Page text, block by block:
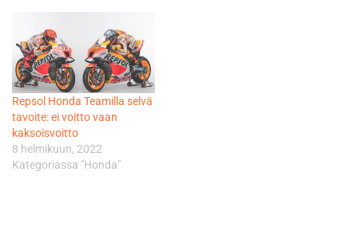
Repsol Honda Teamilla selvä
tavoite: ei voitto vaan
kaksoisvoitto
8 helmikuun, 2022
Kategoriassa "Honda"